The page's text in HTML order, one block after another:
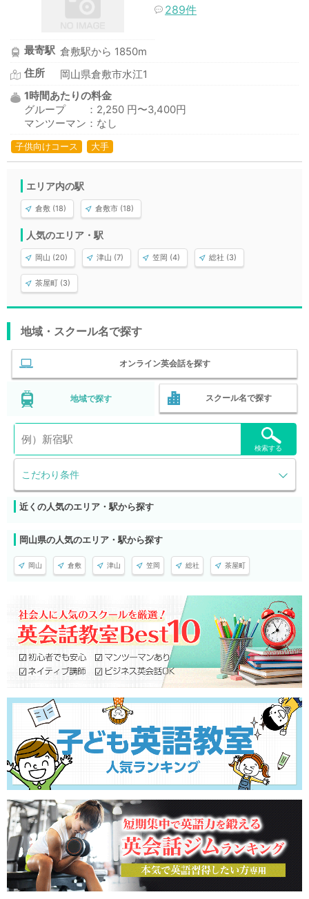
289件
最寄駅 倉敷駅から 1850m
住所
岡山県倉敷市水江1
1時間あたりの料金
グループ ：2,250 円〜3,400円
マンツーマン：なし
子供向けコース 大手
エリア内の駅
倉敷 (18) 倉敷市 (18)
人気のエリア・駅
岡山 (20) 津山 (7) 笠岡 (4) 総社 (3)
茶屋町 (3)
地域・スクール名で探す
オンライン英会話を探す
地域で探す スクール名で探す
こだわり条件
検索する
近くの人気のエリア・駅から探す
岡山県の人気のエリア・駅から探す
岡山 倉敷 津山 笠岡 総社 茶屋町